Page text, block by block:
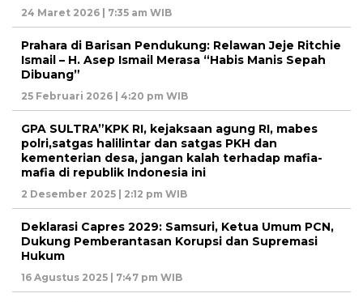
24 Maret 2026 | 7:35 am WIB
Prahara di Barisan Pendukung: Relawan Jeje Ritchie
Ismail – H. Asep Ismail Merasa “Habis Manis Sepah
Dibuang”
25 Februari 2026 | 4:20 pm WIB
GPA SULTRA”KPK RI, kejaksaan agung RI, mabes
polri,satgas halilintar dan satgas PKH dan
kementerian desa, jangan kalah terhadap mafia-
mafia di republik Indonesia ini
2 Desember 2025 | 2:12 pm WIB
Deklarasi Capres 2029: Samsuri, Ketua Umum PCN,
Dukung Pemberantasan Korupsi dan Supremasi
Hukum
16 Agustus 2025 | 7:47 pm WIB